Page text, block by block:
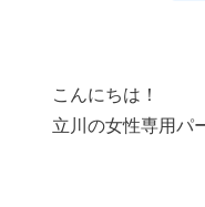
こんにちは！
立川の女性専用パ